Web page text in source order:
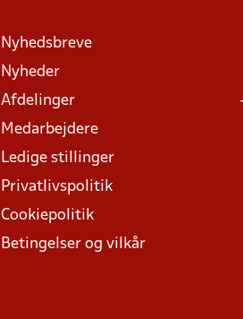
Nyhedsbreve
Nyheder
Afdelinger
Medarbejdere
Ledige stillinger
Privatlivspolitik
Cookiepolitik
Betingelser og vilkår